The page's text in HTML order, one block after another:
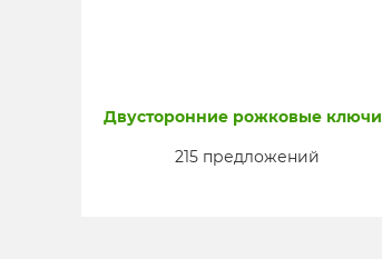
Двусторонние рожковые ключи
215 предложений